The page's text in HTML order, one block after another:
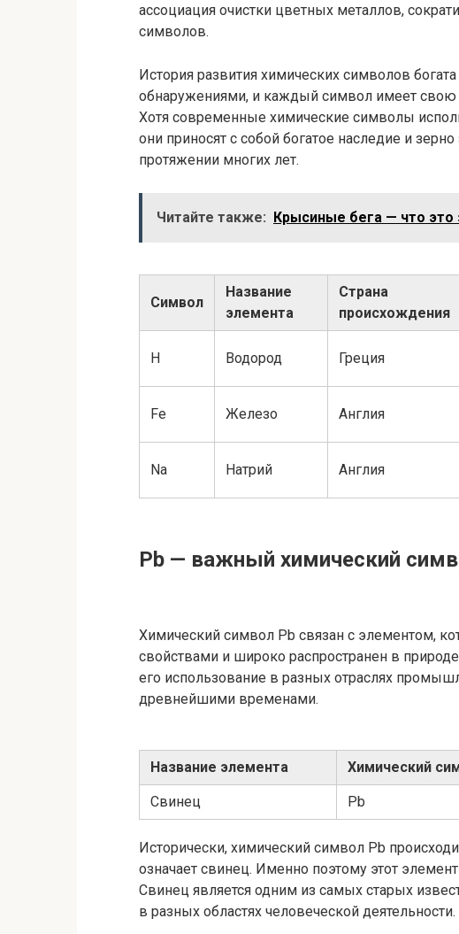
ассоциация очистки цветных металлов,
символов.
История развития химических символов
обнаружениями, и каждый символ имеет свою
Хотя современные химические символы
они приносят с собой богатое наследие и
протяжении многих лет.
Читайте также: Крысиные бега — что это
Символ
Название
элемента
Страна
происхождения
H Водород Греция
Fe Железо Англия
Na Натрий Англия
Pb — важный химический
Химический символ Pb связан с элементом,
свойствами и широко распространен в
его использование в разных отраслях
древнейшими временами.
Название элемента Химический
Свинец Pb
Исторически, химический символ Pb
означает свинец. Именно поэтому этот
Свинец является одним из самых старых
в разных областях человеческой деятельности.